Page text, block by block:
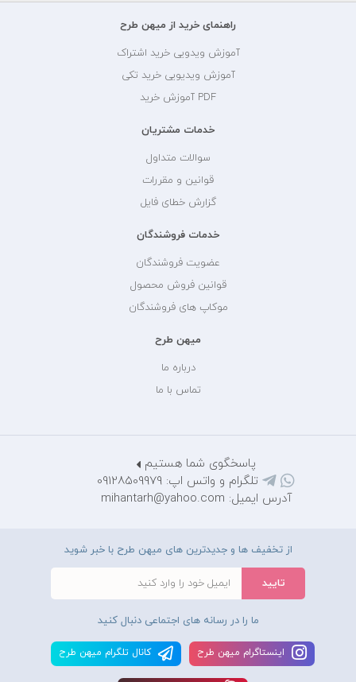
راهنمای خرید از میهن طرح
آموزش ویدویی خرید اشتراک
آموزش ویدیویی خرید تکی
PDF آموزش خرید
خدمات مشتریان
سوالات متداول
قوانین و مقررات
گزارش خطای فایل
خدمات فروشندگان
عضویت فروشندگان
قوانین فروش محصول
موکاپ های فروشندگان
میهن طرح
درباره ما
تماس با ما
پاسخگوی شما هستیم
تلگرام و واتس اپ: 09128509979
آدرس ایمیل: mihantarh@yahoo.com
از تخفیف ها و جدیدترین های میهن طرح با خبر شوید
ما را در رسانه های اجتماعی دنبال کنید
اينستاگرام ميهن طرح کانال تلگرام ميهن طرح